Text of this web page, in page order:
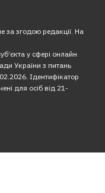
за згодою редакції. На
у сфері онлайн
України з питань
Ідентифікатор
для осіб від 21-